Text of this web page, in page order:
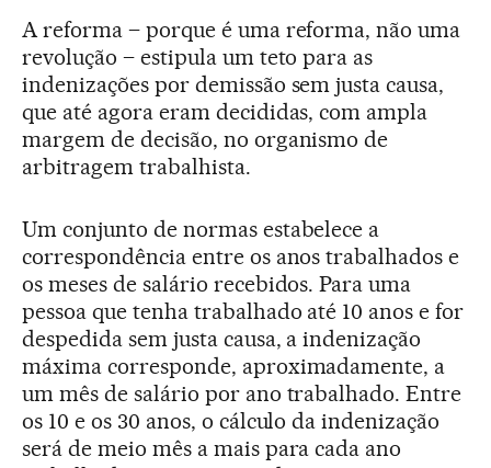
A reforma – porque é uma reforma, não uma
revolução – estipula um teto para as
indenizações por demissão sem justa causa,
que até agora eram decididas, com ampla
margem de decisão, no organismo de
arbitragem trabalhista.
Um conjunto de normas estabelece a
correspondência entre os anos trabalhados e
os meses de salário recebidos. Para uma
pessoa que tenha trabalhado até 10 anos e for
despedida sem justa causa, a indenização
máxima corresponde, aproximadamente, a
um mês de salário por ano trabalhado. Entre
os 10 e os 30 anos, o cálculo da indenização
será de meio mês a mais para cada ano